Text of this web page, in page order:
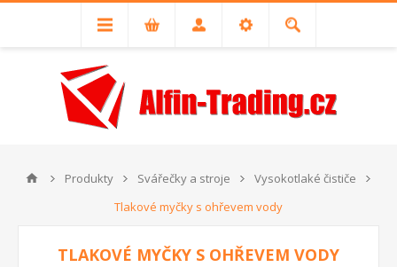
Produkty Svářečky a stroje
Vysokotlaké čističe
Tlakové myčky s ohřevem vody
TLAKOVÉ MYČKY S OHŘEVEM VODY